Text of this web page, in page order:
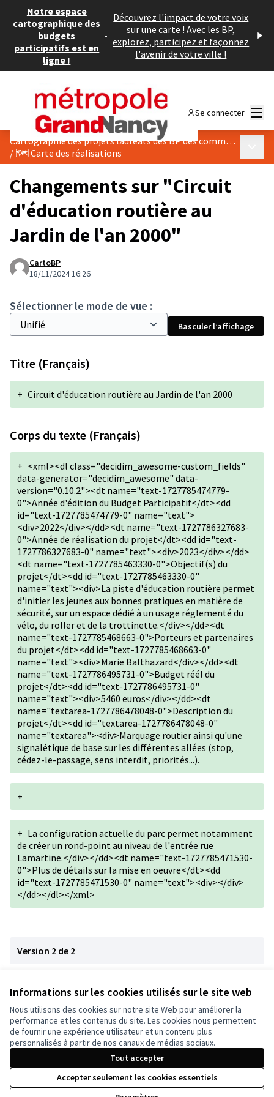
Informations sur les cookies utilisés sur le site web
Nous utilisons des cookies sur notre site Web pour améliorer la
performance et les contenus du site. Les cookies nous permettent
de fournir une expérience utilisateur et un contenu plus
personnalisés à partir de nos canaux de médias sociaux.
Tout accepter
Accepter seulement les cookies essentiels
Notre espace
cartographique des
budgets
participatifs est en
ligne !
-
Découvrez l'impact de votre voix
sur une carte ! Avec les BP,
explorez, participez et façonnez
l'avenir de votre ville !
Se connecter
Cartographie des projets lauréats des BP des communes du Grand Nancy
/ 🗺️ Carte des réalisations
Changements sur "Circuit
d'éducation routière au
Jardin de l'an 2000"
CartoBP
18/11/2024 16:26
Sélectionner le mode de vue :
Basculer l’affichage
Titre (Français)
+ Circuit d'éducation routière au Jardin de l'an 2000
Corps du texte (Français)
+ <xml><dl class="decidim_awesome-custom_fields"
data-generator="decidim_awesome" data-
version="0.10.2"><dt name="text-1727785474779-
0">Année d'édition du Budget Participatif</dt><dd
id="text-1727785474779-0" name="text">
<div>2022</div></dd><dt name="text-1727786327683-
0">Année de réalisation du projet</dt><dd id="text-
1727786327683-0" name="text"><div>2023</div></dd>
<dt name="text-1727785463330-0">Objectif(s) du
projet</dt><dd id="text-1727785463330-0"
name="text"><div>La piste d'éducation routière permet
d'initier les jeunes aux bonnes pratiques en matière de
sécurité, sur un espace dédié à un usage réglementé du
vélo, du roller et de la trottinette.</div></dd><dt
name="text-1727785468663-0">Porteurs et partenaires
du projet</dt><dd id="text-1727785468663-0"
name="text"><div>Marie Balthazard</div></dd><dt
name="text-1727786495731-0">Budget réél du
projet</dt><dd id="text-1727786495731-0"
name="text"><div>5460 euros</div></dd><dt
name="textarea-1727786478048-0">Description du
projet</dt><dd id="textarea-1727786478048-0"
name="textarea"><div>Marquage routier ainsi qu'une
signalétique de base sur les différentes allées (stop,
cédez-le-passage, sens interdit, priorités...).
+
+ La configuration actuelle du parc permet notamment
de créer un rond-point au niveau de l'entrée rue
Lamartine.</div></dd><dt name="text-1727785471530-
0">Plus de détails sur la mise en oeuvre</dt><dd
id="text-1727785471530-0" name="text"><div></div>
</dd></dl></xml>
Version 2 de 2
Version 1 de 2
Conditions d'utilisation
Paramètres des cookies
Licence
(Lien